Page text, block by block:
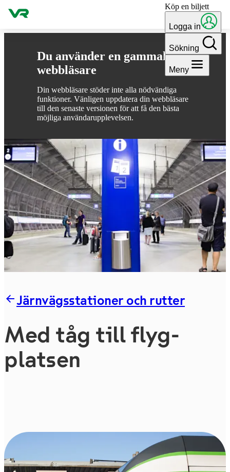
Du använder en gammal
webbläsare
Din webbläsare stöder inte alla nödvändiga
funktioner. Vänligen uppdatera din webbläsare
till den senaste versionen för att få den bästa
möjliga användarupplevelsen.
Gå till innehållet Köp en biljett
Logga in
Sökning
Meny
Järnvägsstationer och rutter
Med tåg till flyg­
platsen